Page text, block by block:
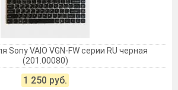
Sony VAIO VGN-FW серии RU черная
(201.00080)
1 250 руб.